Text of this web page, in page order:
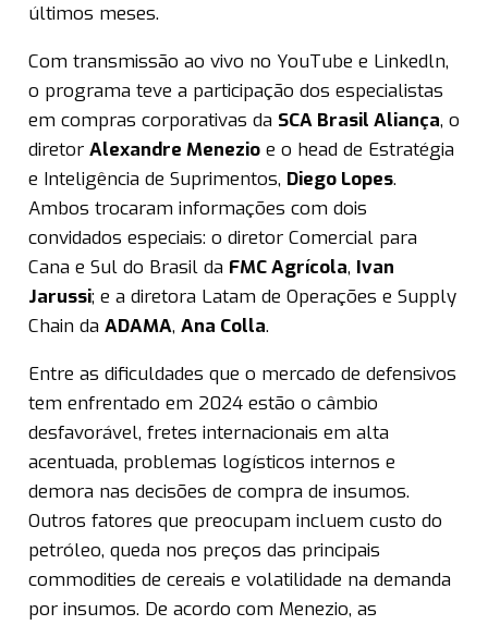
últimos meses.
Com transmissão ao vivo no YouTube e Linkedln,
o programa teve a participação dos especialistas
em compras corporativas da SCA Brasil Aliança, o
diretor Alexandre Menezio e o head de Estratégia
e Inteligência de Suprimentos, Diego Lopes.
Ambos trocaram informações com dois
convidados especiais: o diretor Comercial para
Cana e Sul do Brasil da FMC Agrícola, Ivan
Jarussi; e a diretora Latam de Operações e Supply
Chain da ADAMA, Ana Colla.
Entre as dificuldades que o mercado de defensivos
tem enfrentado em 2024 estão o câmbio
desfavorável, fretes internacionais em alta
acentuada, problemas logísticos internos e
demora nas decisões de compra de insumos.
Outros fatores que preocupam incluem custo do
petróleo, queda nos preços das principais
commodities de cereais e volatilidade na demanda
por insumos. De acordo com Menezio, as